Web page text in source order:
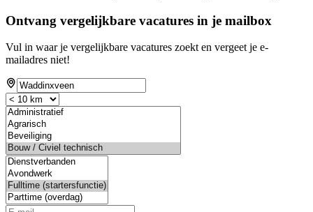
Ontvang vergelijkbare vacatures in je mailbox
Vul in waar je vergelijkbare vacatures zoekt en vergeet je e-
mailadres niet!